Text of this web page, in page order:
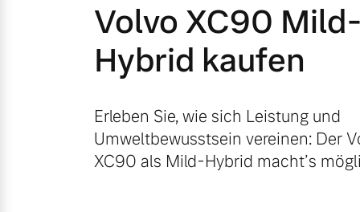
Geschäftskunden
Editionsmodelle
Konnektivität
Aktuelle Angebote
Geschäftskunden
Über uns
Unser Team
Volvo XC90 Mild-
Hybrid kaufen
Erleben Sie, wie sich Leistung und
Umweltbewusstsein vereinen: Der
XC90 als Mild-Hybrid macht’s